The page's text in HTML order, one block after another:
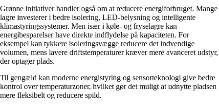
Grønne initiativer handler også om at reducere energiforbruget. Mange
lagre investerer i bedre isolering, LED-belysning og intelligente
klimastyringssystemer. Men især i køle- og fryselagre kan
energibesparelser have direkte indflydelse på kapaciteten. For
eksempel kan tykkere isoleringsvægge reducere det indvendige
volumen, mens lavere driftstemperaturer kræver mere avanceret udstyr,
der optager plads.
Til gengæld kan moderne energistyring og sensorteknologi give bedre
kontrol over temperaturzoner, hvilket gør det muligt at udnytte pladsen
mere fleksibelt og reducere spild.